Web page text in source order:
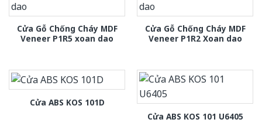
Cửa Gỗ Chống Cháy MDF
Veneer P1R5 xoan dao
Cửa Gỗ Chống Cháy MDF
Veneer P1R2 Xoan dao
Cửa ABS KOS 101D
Cửa ABS KOS 101 U6405